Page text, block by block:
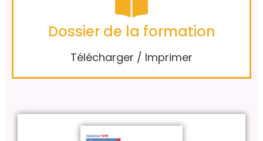
Dossier de la formation
Télécharger / Imprimer